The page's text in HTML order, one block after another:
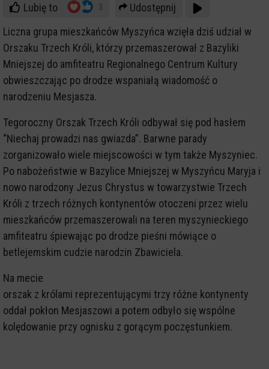
Lubię to 3
Udostępnij
Liczna grupa mieszkańców Myszyńca wzięła dziś udział w
Orszaku Trzech Króli, którzy przemaszerował z Bazyliki
Mniejszej do amfiteatru Regionalnego Centrum Kultury
obwieszczając po drodze wspaniałą wiadomość o
narodzeniu Mesjasza.
Tegoroczny Orszak Trzech Króli odbywał się pod hasłem
“Niechaj prowadzi nas gwiazda”. Barwne parady
zorganizowało wiele miejscowości w tym także Myszyniec.
Po nabożeństwie w Bazylice Mniejszej w Myszyńcu Maryja i
nowo narodzony Jezus Chrystus w towarzystwie Trzech
Króli z trzech różnych kontynentów otoczeni przez wielu
mieszkańców przemaszerowali na teren myszynieckiego
amfiteatru śpiewając po drodze pieśni mówiące o
betlejemskim cudzie narodzin Zbawiciela.
Na mecie
orszak z królami reprezentującymi trzy różne kontynenty
oddał pokłon Mesjaszowi a potem odbyło się wspólne
kolędowanie przy ognisku z gorącym poczęstunkiem.